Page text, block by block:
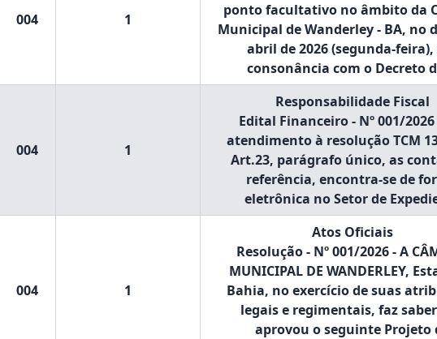
004 1
ponto facultativo no âmbito da
Municipal de Wanderley - BA, no
abril de 2026 (segunda-feira),
consonância com o Decreto
004 1
Responsabilidade Fiscal
Edital Financeiro - Nº 001/2026
atendimento à resolução TCM
Art.23, parágrafo único, as
referência, encontra-se de
eletrônica no Setor de
004 1
Atos Oficiais
Resolução - Nº 001/2026 - A
MUNICIPAL DE WANDERLEY,
Bahia, no exercício de suas
legais e regimentais, faz
aprovou o seguinte Projeto